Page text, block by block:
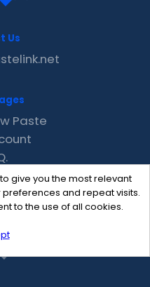
give you the most relevant
and repeat visits.
to the use of all cookies.
Us
Paste